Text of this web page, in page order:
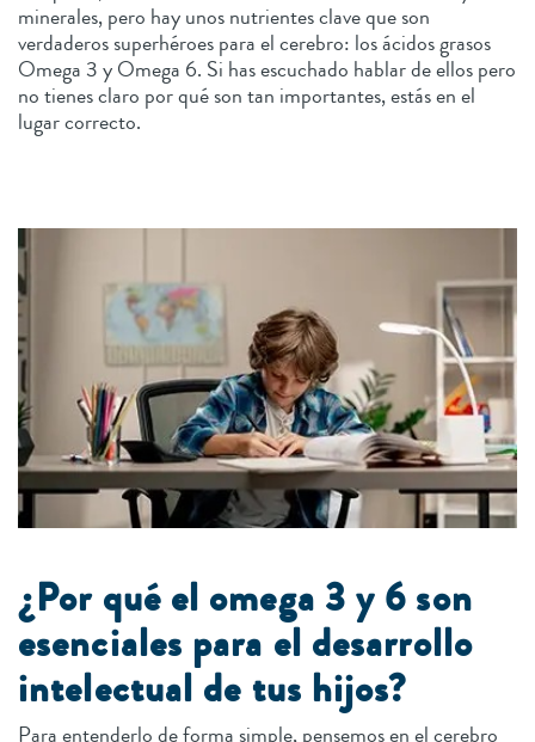
minerales, pero hay unos nutrientes clave que son
verdaderos superhéroes para el cerebro: los ácidos grasos
Omega 3 y Omega 6. Si has escuchado hablar de ellos pero
no tienes claro por qué son tan importantes, estás en el
lugar correcto.
¿Por qué el omega 3 y 6 son
esenciales para el desarrollo
intelectual de tus hijos?
Para entenderlo de forma simple, pensemos en el cerebro